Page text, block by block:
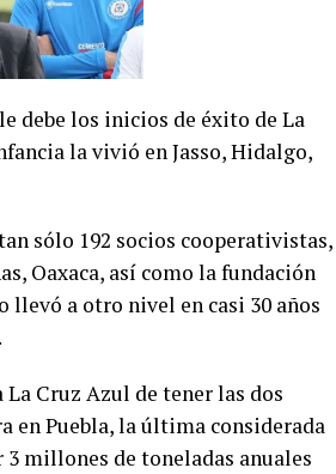
debe los inicios de éxito de La
la vivió en Jasso, Hidalgo,
sólo 192 socios cooperativistas,
Oaxaca, así como la fundación
a otro nivel en casi 30 años
Cruz Azul de tener las dos
en Puebla, la última considerada
millones de toneladas anuales